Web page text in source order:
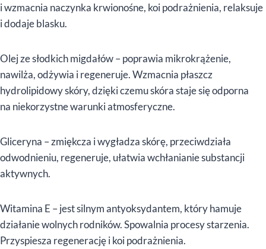
i wzmacnia naczynka krwionośne, koi podrażnienia, relaksuje
i dodaje blasku.
Olej ze słodkich migdałów – poprawia mikrokrążenie,
nawilża, odżywia i regeneruje. Wzmacnia płaszcz
hydrolipidowy skóry, dzięki czemu skóra staje się odporna
na niekorzystne warunki atmosferyczne.
Gliceryna – zmiękcza i wygładza skórę, przeciwdziała
odwodnieniu, regeneruje, ułatwia wchłanianie substancji
aktywnych.
Witamina E – jest silnym antyoksydantem, który hamuje
działanie wolnych rodników. Spowalnia procesy starzenia.
Przyspiesza regenerację i koi podrażnienia.